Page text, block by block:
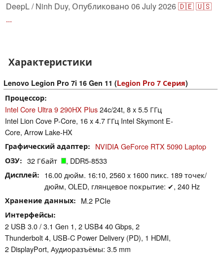
DeepL / Ninh Duy, Опубликовано 06 July 2026🇩🇪🇺🇸
...
Характеристики
Lenovo Legion Pro 7i 16 Gen 11 (Legion Pro 7 Серия)
Процессор
Intel Core Ultra 9 290HX Plus24c/24t, 8 x 5.5 ГГц
Intel Lion Cove P-Core, 16 x 4.7 ГГц Intel Skymont E-
Core, Arrow Lake-HX
Графический адаптер NVIDIA GeForce RTX 5090 Laptop
ОЗУ 32 Гбайт , DDR5-8533
Дисплей
16.00 дюйм. 16:10, 2560 x 1600 пикс. 189 точек/
дюйм, OLED, глянцевое покрытие: ✔, 240 Hz
Хранение данных M.2 PCIe
Интерфейсы
2 USB 3.0 / 3.1 Gen 1, 2 USB4 40 Gbps, 2
Thunderbolt 4, USB-C Power Delivery (PD), 1 HDMI,
2 DisplayPort, Аудиоразъёмы: 3.5 mm